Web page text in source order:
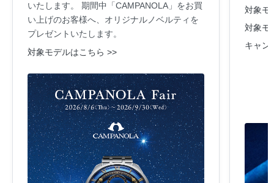
いたします。 期間中「CAMPANOLA」をお買
い上げのお客様へ、オリジナルノベルティを
プレゼントいたします。
対象モデルはこちら >>
対象モ
対象モ
キャン